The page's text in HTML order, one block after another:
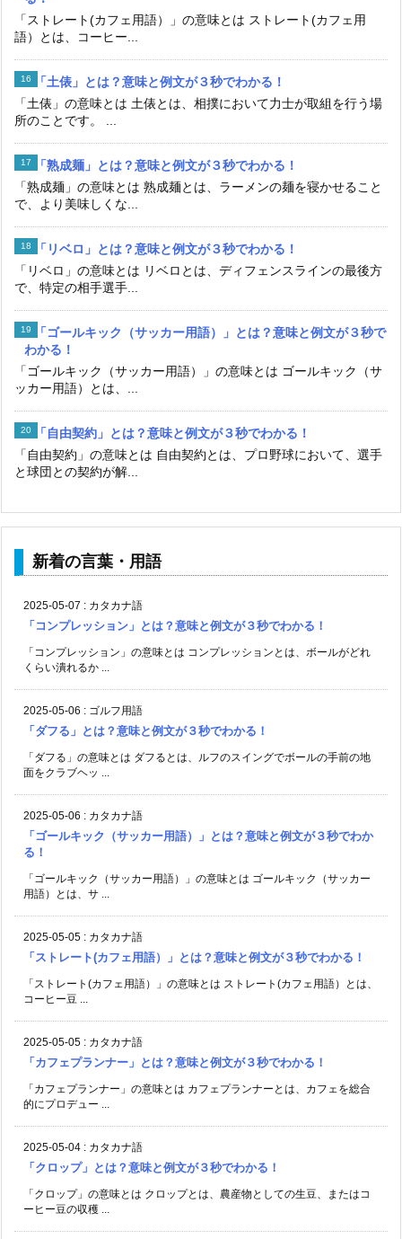
「ストレート(カフェ用語）」の意味とは ストレート(カフェ用
語）とは、コーヒー...
「土俵」とは？意味と例文が３秒でわかる！
「土俵」の意味とは 土俵とは、相撲において力士が取組を行う場
所のことです。 ...
「熟成麺」とは？意味と例文が３秒でわかる！
「熟成麺」の意味とは 熟成麺とは、ラーメンの麺を寝かせること
で、より美味しくな...
「リベロ」とは？意味と例文が３秒でわかる！
「リベロ」の意味とは リベロとは、ディフェンスラインの最後方
で、特定の相手選手...
「ゴールキック（サッカー用語）」とは？意味と例文が３秒で
わかる！
「ゴールキック（サッカー用語）」の意味とは ゴールキック（サ
ッカー用語）とは、...
「自由契約」とは？意味と例文が３秒でわかる！
「自由契約」の意味とは 自由契約とは、プロ野球において、選手
と球団との契約が解...
新着の言葉・用語
2025-05-07 : カタカナ語
「コンプレッション」とは？意味と例文が３秒でわかる！
「コンプレッション」の意味とは コンプレッションとは、ボールがどれ
くらい潰れるか ...
2025-05-06 : ゴルフ用語
「ダフる」とは？意味と例文が３秒でわかる！
「ダフる」の意味とは ダフるとは、ルフのスイングでボールの手前の地
面をクラブヘッ ...
2025-05-06 : カタカナ語
「ゴールキック（サッカー用語）」とは？意味と例文が３秒でわか
る！
「ゴールキック（サッカー用語）」の意味とは ゴールキック（サッカー
用語）とは、サ ...
2025-05-05 : カタカナ語
「ストレート(カフェ用語）」とは？意味と例文が３秒でわかる！
「ストレート(カフェ用語）」の意味とは ストレート(カフェ用語）とは、
コーヒー豆 ...
2025-05-05 : カタカナ語
「カフェプランナー」とは？意味と例文が３秒でわかる！
「カフェプランナー」の意味とは カフェプランナーとは、カフェを総合
的にプロデュー ...
2025-05-04 : カタカナ語
「クロップ」とは？意味と例文が３秒でわかる！
「クロップ」の意味とは クロップとは、農産物としての生豆、またはコ
ーヒー豆の収穫 ...